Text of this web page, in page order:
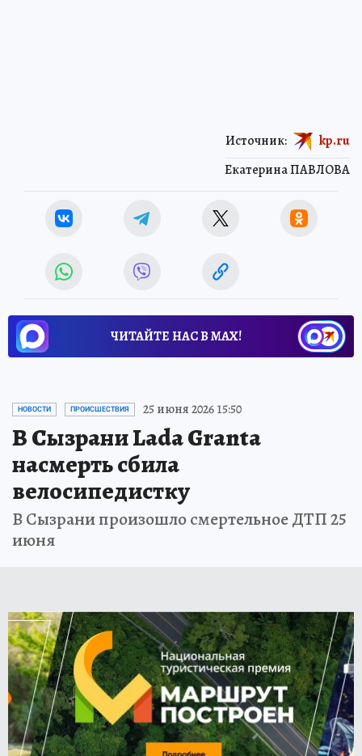
Екатерина ПАВЛОВА
Источник: kp.ru
ЧИТАЙТЕ НАС В МАХ!
НОВОСТИ ПРОИСШЕСТВИЯ 25 июня 2026 15:50
В Сызрани Lada Granta
насмерть сбила
велосипедистку
В Сызрани произошло смертельное ДТП 25
июня